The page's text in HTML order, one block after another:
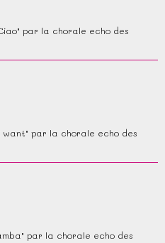
par la chorale echo des
want" par la chorale echo des
par la chorale echo des